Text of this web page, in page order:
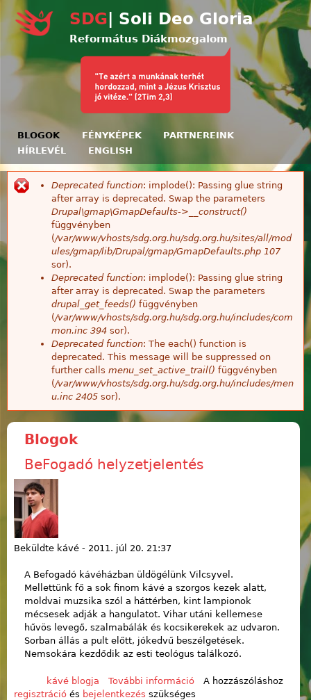
Ugrás a tartalomra
SDG | Soli Deo Gloria
Református Diákmozgalom
BLOGOK FÉNYKÉPEK
PARTNEREINK
HÍRLEVÉL
ENGLISH
Hibaüzenet
Deprecated function: implode(): Passing glue string
after array is deprecated. Swap the parameters
Drupal\gmap\GmapDefaults->__construct()
függvényben
(/var/www/vhosts/sdg.org.hu/sdg.org.hu/sites/all/mod
ules/gmap/lib/Drupal/gmap/GmapDefaults.php 107
sor).
Deprecated function: implode(): Passing glue string
after array is deprecated. Swap the parameters
drupal_get_feeds() függvényben
(/var/www/vhosts/sdg.org.hu/sdg.org.hu/includes/com
mon.inc 394 sor).
Deprecated function: The each() function is
deprecated. This message will be suppressed on
further calls menu_set_active_trail() függvényben
(/var/www/vhosts/sdg.org.hu/sdg.org.hu/includes/men
u.inc 2405 sor).
Blogok
BeFogadó helyzetjelentés
Beküldte kávé - 2011. júl 20. 21:37
A Befogadó kávéházban üldögélünk Vilcsyvel.
Mellettünk fő a sok finom kávé a szorgos kezek alatt,
moldvai muzsika szól a háttérben, kint lampionok
mécsesek adják a hangulatot. Vihar utáni kellemese
hűvös levegő, szalmabálák és kocsikerekek az udvaron.
Sorban állás a pult előtt, jókedvű beszélgetések.
Nemsokára kezdődik az esti teológus találkozó.
kávé blogja További információBeFogadó
helyzetjelentés
A hozzászóláshoz
regisztráció és bejelentkezés szükséges